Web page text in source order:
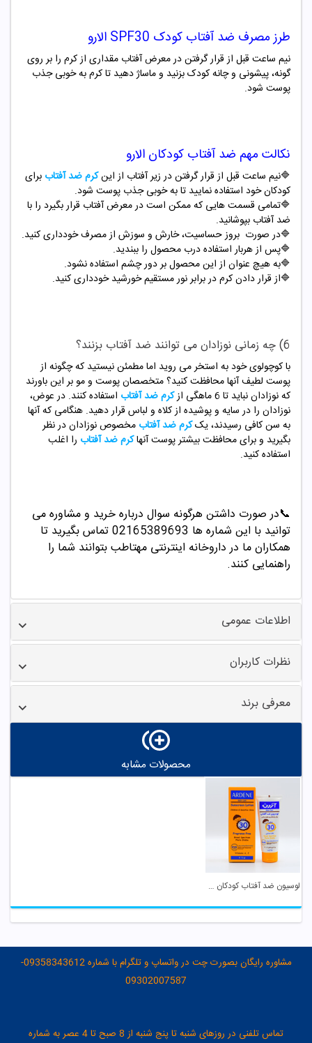
طرز مصرف ضد آفتاب کودک SPF30 الارو
نیم ساعت قبل از قرار گرفتن در معرض آفتاب مقداری از کرم را بر روی
گونه، پیشونی و چانه کودک بزنید و ماساژ دهید تا کرم به خوبی جذب
پوست شود.
نکالت مهم ضد آفتاب کودکان الارو
🔷نیم ساعت قبل از قرار گرفتن در زیر آفتاب از اینکرم ضد آفتاب برای
کودکان خود استفاده نمایید تا به خوبی جذب پوست شود.
🔷تمامی قسمت هایی که ممکن است در معرض آفتاب قرار بگیرد را با
ضد آفتاب بپوشانید.
🔷در صورت بروز حساسیت، خارش و سوزش از مصرف خودداری کنید.
🔷پس از هربار استفاده درب محصول را ببندید.
🔷به هیچ عنوان از این محصول بر دور چشم استفاده نشود.
🔷از قرار دادن کرم در برابر نور مستقیم خورشید خودداری کنید.
6) چه زمانی نوزادان می توانند ضد آفتاب بزنند؟
با کوچولوی خود به استخر می روید اما مطمئن نیستید که چگونه از
پوست لطیف آنها محافظت کنید؟ متخصصان پوست و مو بر این باورند
که نوزادان نباید تا 6 ماهگی از
کرم ضد آفتاب استفاده کنند. در عوض،
نوزادان را در سایه و پوشیده از کلاه و لباس قرار دهید. هنگامی که آنها
به سن کافی رسیدند، یککرم ضد آفتاب مخصوص نوزادان در نظر
بگیرید و برای محافظت بیشتر پوست آنهاکرم ضد آفتاب را اغلب
استفاده کنید.
📞در صورت داشتن هرگونه سوال درباره خرید و مشاوره می
توانید با این شماره ها 02165389693
تماس بگیرید تا
همکاران ما در داروخانه اینترنتی مهتاطب بتوانند شما را
راهنمایی کنند.
اطلاعات عمومی
نظرات کاربران
معرفی برند
محصولات مشابه
لوسیون ضد آفتاب کودکان SPF 30 آردن
مشاوره رایگان بصورت چت در واتساپ و تلگرام با شماره 09358343612-
09302007587
تماس تلفنی در روزهای شنبه تا پنج شنبه از 8 صبح تا 4 عصر به شماره